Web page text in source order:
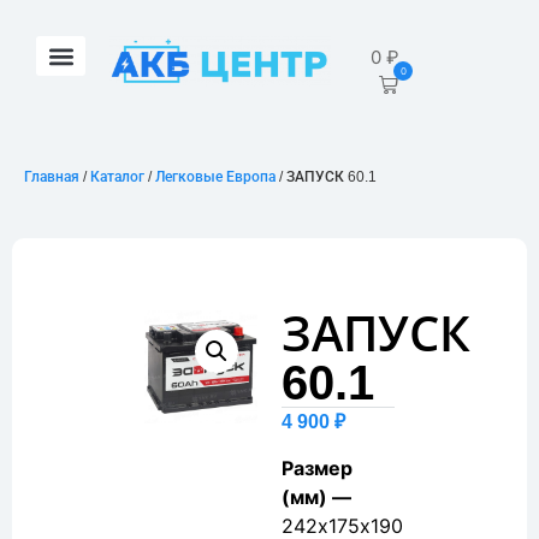
0₽
0
Главная / Каталог /Легковые Европа / ЗАПУСК 60.1
ЗАПУСК
60.1
4 900 ₽
Размер
(мм) —
242х175х190